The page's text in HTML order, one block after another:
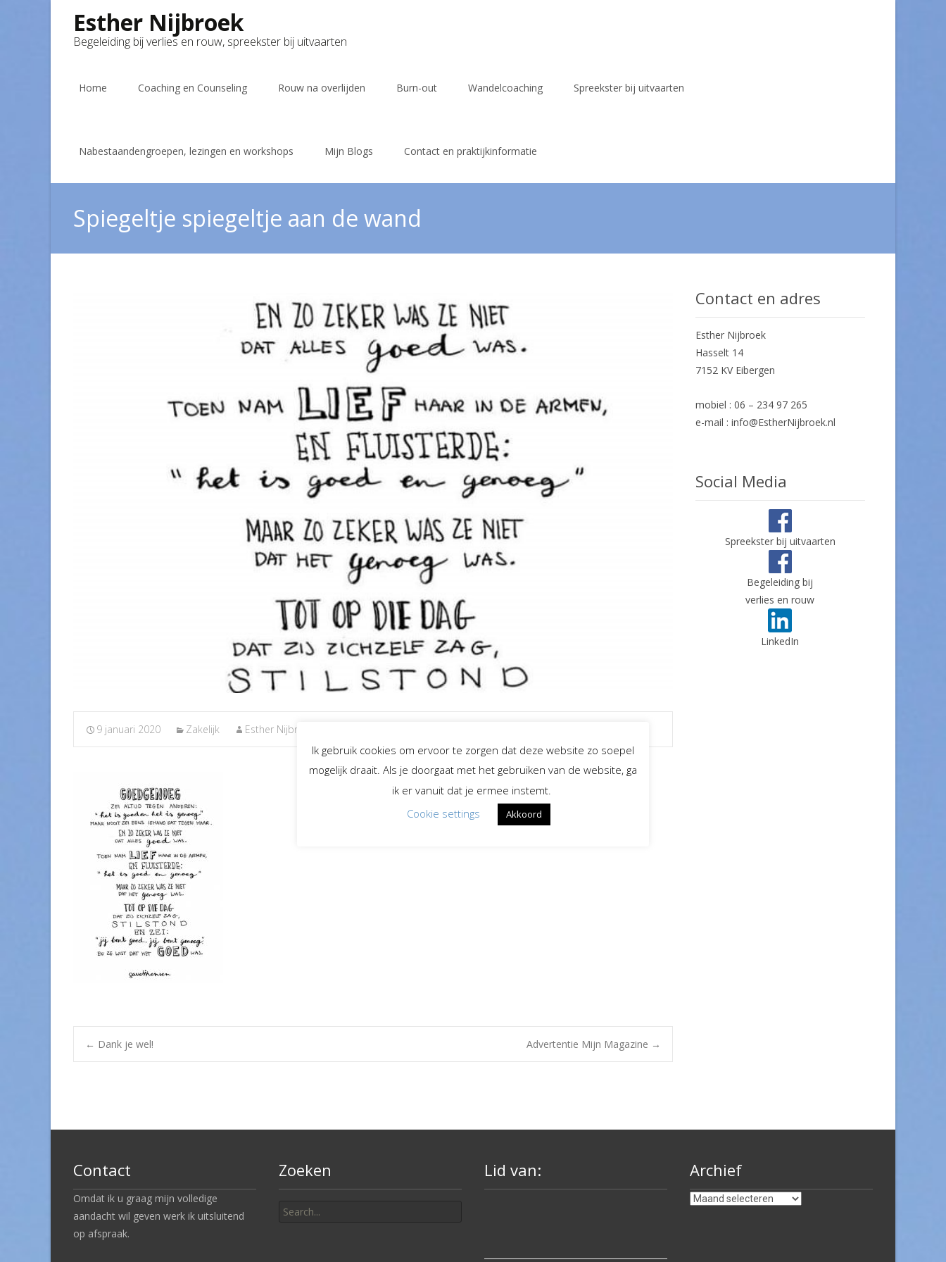
Esther Nijbroek
Begeleiding bij verlies en rouw, spreekster bij uitvaarten
Home Coaching en Counseling Rouw na overlijden Burn-out Wandelcoaching Spreekster bij uitvaarten
Nabestaandengroepen, lezingen en workshops Mijn Blogs Contact en praktijkinformatie
Spiegeltje spiegeltje aan de wand
9 januari 2020 Zakelijk Esther Nijbroek
Post
← Dank je wel! Advertentie Mijn Magazine →
Contact en adres
Esther Nijbroek
Hasselt 14
7152 KV Eibergen
mobiel : 06 – 234 97 265
e-mail : info@EstherNijbroek.nl
Social Media
Spreekster bij uitvaarten
Begeleiding bij
verlies en rouw
LinkedIn
Contact
Omdat ik u graag mijn volledige
aandacht wil geven werk ik uitsluitend
op afspraak.
Zoeken
for:
Lid van: Archief
Archief
Ik gebruik cookies om ervoor te zorgen dat deze website zo soepel
mogelijk draait. Als je doorgaat met het gebruiken van de website, ga
ik er vanuit dat je ermee instemt.
Cookie settings
Akkoord